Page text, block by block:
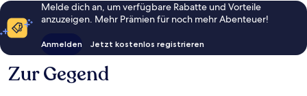
Melde dich an, um verfügbare Rabatte und Vorteile
anzuzeigen. Mehr Prämien für noch mehr Abenteuer!
Anmelden Jetzt kostenlos registrieren
Zur Gegend